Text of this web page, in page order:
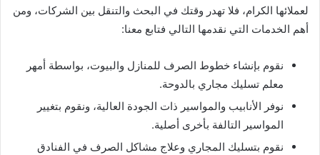
لعملائها الكرام، فلا تهدر وقتك في البحث والتنقل بين الشركات، ومن
أهم الخدمات التي نقدمها التالي فتابع معنا:
نقوم بإنشاء خطوط الصرف للمنازل والبيوت، بواسطة أمهر
معلم تسليك مجاري بالدوحة.
نوفر الأنابيب والمواسير ذات الجودة العالية، ونقوم بتغيير
المواسير التالفة بأخرى أصلية.
نقوم بتسليك المجاري وعلاج مشاكل الصرف في الفنادق